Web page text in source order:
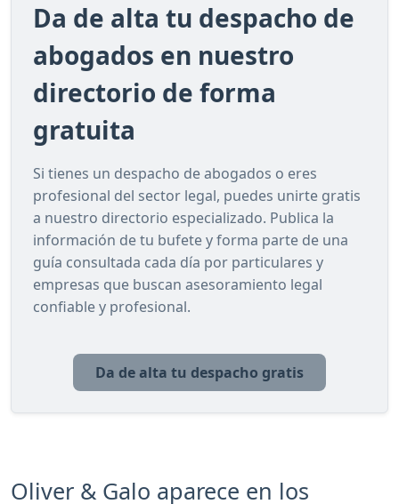
Da de alta tu despacho de
abogados en nuestro
directorio de forma
gratuita
Si tienes un despacho de abogados o eres
profesional del sector legal, puedes unirte gratis
a nuestro directorio especializado. Publica la
información de tu bufete y forma parte de una
guía consultada cada día por particulares y
empresas que buscan asesoramiento legal
confiable y profesional.
Da de alta tu despacho gratis
Oliver & Galo aparece en los